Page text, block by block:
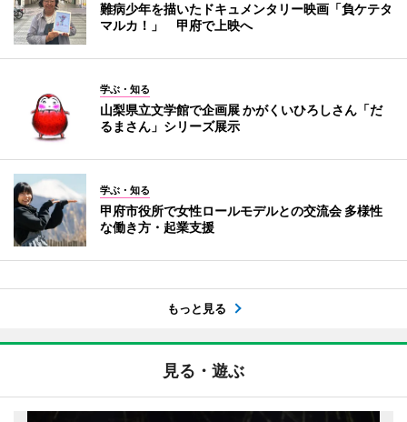
難病少年を描いたドキュメンタリー映画「負ケテタ
マルカ！」 甲府で上映へ
学ぶ・知る
山梨県立文学館で企画展 かがくいひろしさん「だ
るまさん」シリーズ展示
学ぶ・知る
甲府市役所で女性ロールモデルとの交流会 多様性
な働き方・起業支援
もっと見る
見る・遊ぶ